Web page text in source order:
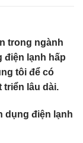
trong ngành
điện lạnh hấp
tôi để có
triển lâu dài.
dụng điện lạnh